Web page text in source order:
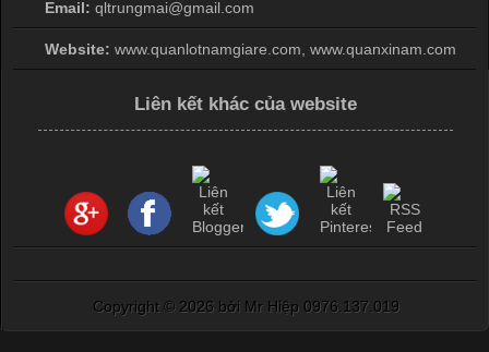
dụng rộng rãi trong sản xuất áo thun, đồ thể thao
Email: qltrungmai@gmail.com
Website: www.quanlotnamgiare.com, www.quanxinam.com
Liên kết khác của website
Copyright © 2026 bởi Mr Hiệp 0976.137.019